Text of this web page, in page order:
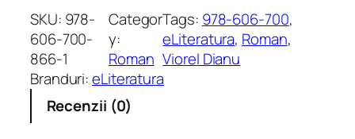
n
t
i
t
a
SKU: 978-
606-700-
866-1
Categor
y:
Roman
Tags: 978-606-700
eLiteratura, Roman
Viorel Dianu
Branduri:eLiteratura
Recenzii (0)